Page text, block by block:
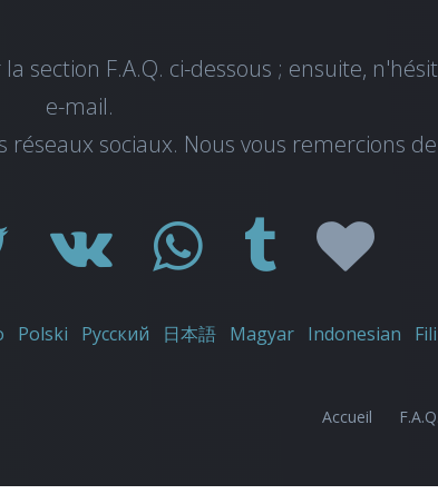
section F.A.Q. ci-dessous ; ensuite,
e-mail.
sociaux. Nous vous remercions
Polski Русский 日本語 Magyar Indonesian
Accueil F.A.Q.